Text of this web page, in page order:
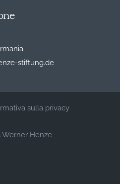
stiftung.de
sulla privacy
Werner Henze